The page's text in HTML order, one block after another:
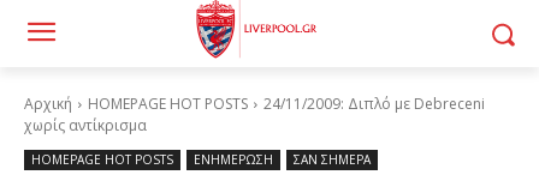
Αρχική HOMEPAGE HOT POSTS
24/11/2009: Διπλό με Debreceni
χωρίς αντίκρισμα
HOMEPAGE HOT POSTS ΕΝΗΜΕΡΩΣΗ ΣΑΝ ΣΗΜΕΡΑ